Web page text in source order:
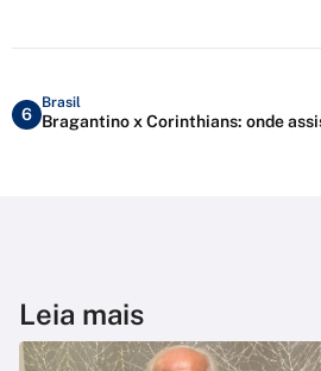
6
Brasil
Bragantino x Corinthians: onde
Leia mais